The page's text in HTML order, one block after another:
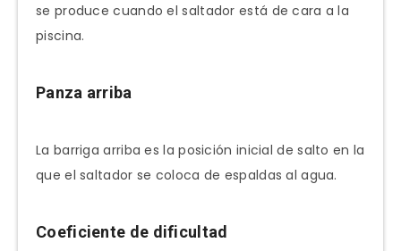
se produce cuando el saltador está de cara a la
piscina.
Panza arriba
La barriga arriba es la posición inicial de salto en la
que el saltador se coloca de espaldas al agua.
Coeficiente de dificultad